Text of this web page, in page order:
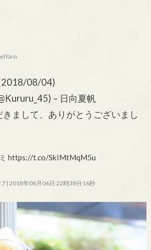
08/04)
– 日向夏帆
まして、ありがとうございまし
https://t.co/SkIMtMqM5u
| 2018年08月06日 22時38分16秒